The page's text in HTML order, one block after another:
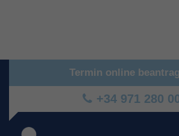
Termin online
+34 971 280